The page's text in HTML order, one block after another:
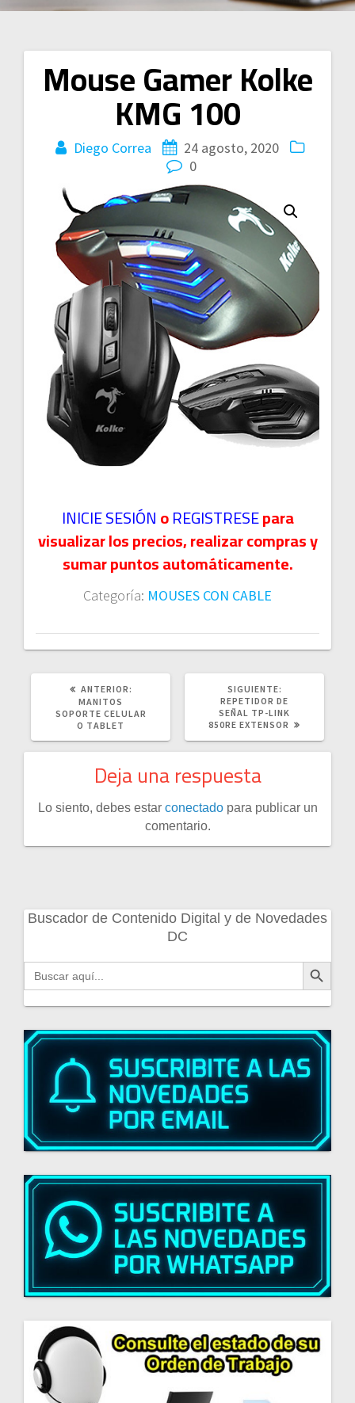
Mouse Gamer Kolke
KMG 100
Diego Correa
24 agosto, 2020
0
INICIE SESIÓNoREGISTRESEpara
visualizar los precios, realizar compras y
sumar puntos automáticamente.
Categoría: MOUSES CON CABLE
Navegación
entradas
ANTERIOR:
MANITOS
SOPORTE CELULAR
O TABLET
SIGUIENTE:
POST:
REPETIDOR DE
SEÑAL TP-LINK
850RE EXTENSOR
Deja una respuesta
Lo siento, debes estar conectadopara publicar un
comentario.
Buscador de Contenido Digital y de Novedades
DC
Buscar: Botón de búsqueda